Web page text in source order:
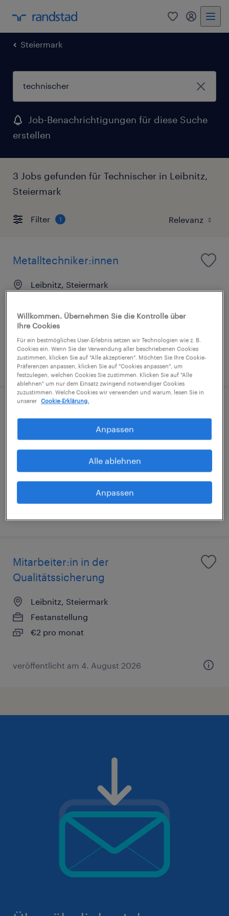
0 Mein
Steiermark
Job-Benachrichtigungen für diese Suche
erstellen
3 Jobs gefunden für Technischer in Leibnitz,
Steiermark
Filter 1
Metalltechniker:innen
Leibnitz, Steiermark
€2,949 pro monat
veröffentlicht am 24. Juni 2026
Leibnitz, Steiermark
Festanstellung
Mitarbeiter:in in der
Qualitätssicherung
Leibnitz, Steiermark
Festanstellung
€2 pro monat
veröffentlicht am 4. August 2026
Willkommen. Übernehmen Sie die Kontrolle über
Ihre Cookies
Für ein bestmögliches User-Erlebnis setzen wir Technologien wie z. B.
Cookies ein. Wenn Sie der Verwendung aller beschriebenen Cookies
zustimmen, klicken Sie auf "Alle akzeptieren". Möchten Sie Ihre Cookie-
Präferenzen anpassen, klicken Sie auf "Cookies anpassen", um
festzulegen, welchen Cookies Sie zustimmen. Klicken Sie auf "Alle
ablehnen" um nur dem Einsatz zwingend notwendiger Cookies
zuzustimmen. Welche Cookies wir verwenden und warum, lesen Sie in
unserer
Cookie-Erklärung.
Anpassen
Alle ablehnen
Anpassen